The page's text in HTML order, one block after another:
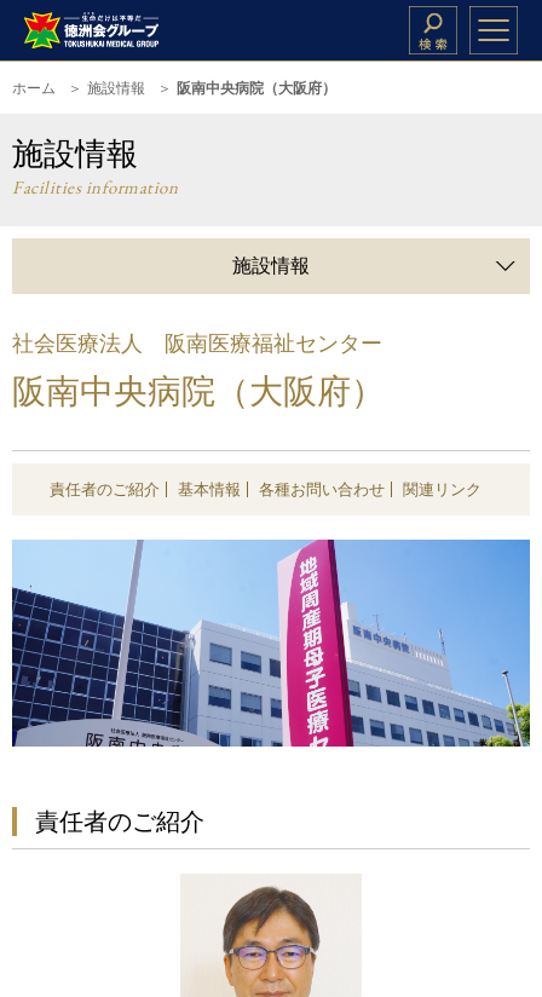
ホーム 施設情報 阪南中央病院（大阪府）
施設情報
Facilities information
施設情報
社会医療法人 阪南医療福祉センター
阪南中央病院（大阪府）
責任者のご紹介 基本情報 各種お問い合わせ 関連リンク
責任者のご紹介